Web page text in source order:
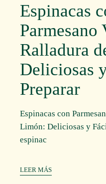
Espinacas
Parmesano
Ralladura
Deliciosas
Preparar
Espinacas con
Limón: Deliciosas y
espinac
LEER MÁS